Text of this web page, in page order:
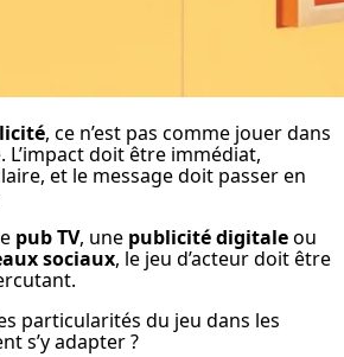
, ce n’est pas comme jouer dans
L’impact doit être immédiat,
et le message doit passer en
pub TV, une publicité digitale ou
sociaux, le jeu d’acteur doit être
particularités du jeu dans les
s’y adapter ?